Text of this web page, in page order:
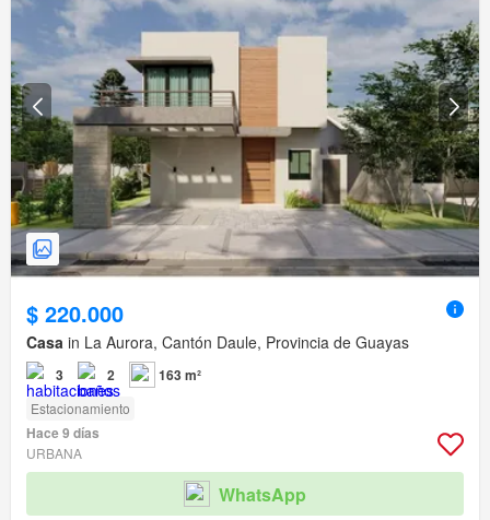
$ 220.000
Casa in La Aurora, Cantón Daule, Provincia de Guayas
3 2 163 m²
Estacionamiento
Hace 9 días
URBANA
WhatsApp